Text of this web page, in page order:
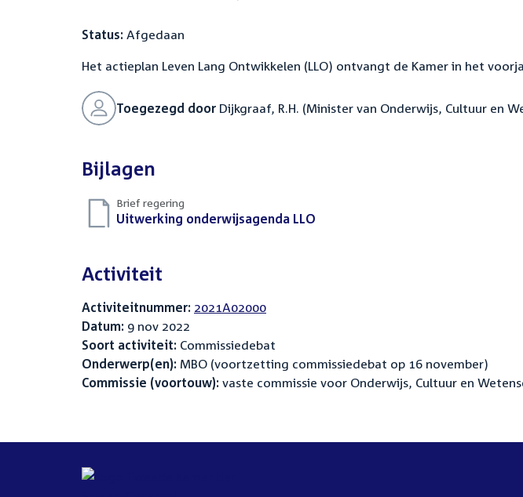
Status: Afgedaan
Het actieplan Leven Lang Ontwikkelen (LLO) ontvangt de Kamer in het
Toegezegd door Dijkgraaf, R.H. (Minister van Onderwijs, Cultuur en
Bijlagen
Brief regering
Download
Uitwerking onderwijsagenda LLO
Activiteit
Activiteitnummer: 2021A02000
Datum: 9 nov 2022
Soort activiteit: Commissiedebat
Onderwerp(en): MBO (voortzetting commissiedebat op 16 november)
Commissie (voortouw): vaste commissie voor Onderwijs, Cultuur en